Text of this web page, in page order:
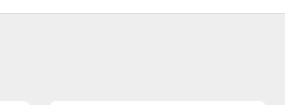
-الجنس: البنات